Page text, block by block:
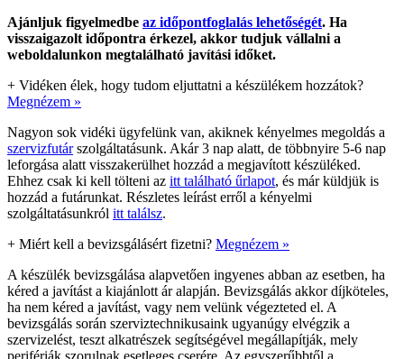
Ajánljuk figyelmedbe az időpontfoglalás lehetőségét. Ha
visszaigazolt időpontra érkezel, akkor tudjuk vállalni a
weboldalunkon megtalálható javítási időket.
+ Vidéken élek, hogy tudom eljuttatni a készülékem hozzátok?
Megnézem »
Nagyon sok vidéki ügyfelünk van, akiknek kényelmes megoldás a
szervizfutárszolgáltatásunk. Akár 3 nap alatt, de többnyire 5-6 nap
leforgása alatt visszakerülhet hozzád a megjavított készüléked.
Ehhez csak ki kell tölteni az itt található űrlapot, és már küldjük is
hozzád a futárunkat. Részletes leírást erről a kényelmi
szolgáltatásunkról itt találsz.
+ Miért kell a bevizsgálásért fizetni? Megnézem »
A készülék bevizsgálása alapvetően ingyenes abban az esetben, ha
kéred a javítást a kiajánlott ár alapján. Bevizsgálás akkor díjköteles,
ha nem kéred a javítást, vagy nem velünk végezteted el. A
bevizsgálás során szerviztechnikusaink ugyanúgy elvégzik a
szervizelést, teszt alkatrészek segítségével megállapítják, mely
perifériák szorulnak esetleges cserére. Az egyszerűbbtől a